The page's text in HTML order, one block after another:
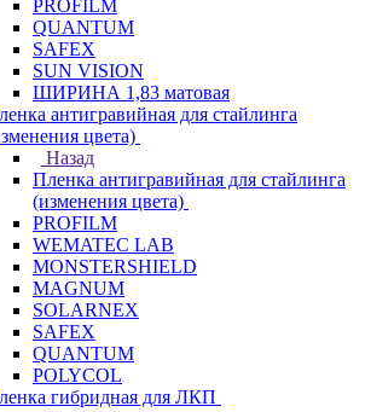
PROFILM
QUANTUM
SAFEX
SUN VISION
ШИРИНА 1,83 матовая
антигравийная для стайлинга
цвета)
Назад
Пленка антигравийная для стайлинга
(изменения цвета)
PROFILM
WEMATEC LAB
MONSTERSHIELD
MAGNUM
SOLARNEX
SAFEX
QUANTUM
POLYCOL
гибридная для ЛКП